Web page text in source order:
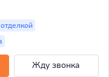
Жду звонка